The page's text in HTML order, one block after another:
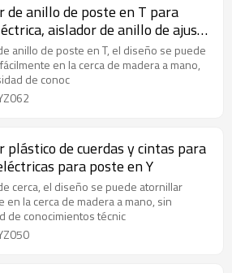
de anillo de poste en T para
aislador de anillo de ajuste
estándar, plástico, amarillo
anillo de poste en T, el diseño se puede
en la cerca de madera a mano,
de conoc
plástico de cuerdas y cintas para
para poste en Y
cerca, el diseño se puede atornillar
en la cerca de madera a mano, sin
de conocimientos técnic